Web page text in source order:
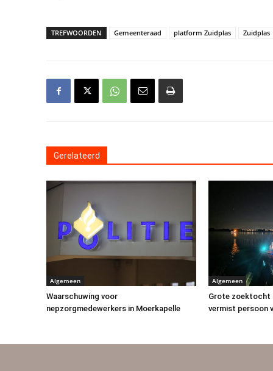
TREFWOORDEN Gemeenteraad platform Zuidplas Zuidplas
Gerelateerd
Algemeen
Waarschuwing voor
nepzorgmedewerkers in Moerkapelle
Algemeen
Grote zoektocht
vermist persoon